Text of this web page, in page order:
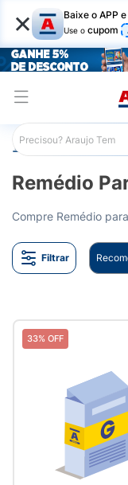
× Baixe o APP
Use o cupom
Araujo
Remédio
Filtrar
33% OFF